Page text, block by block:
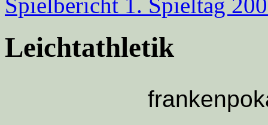
Leichtathletik